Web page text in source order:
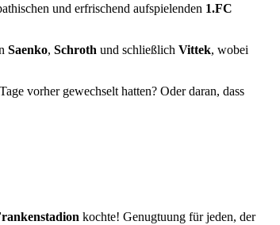
und erfrischend aufspielenden 1.FC
Saenko, Schroth und schließlich Vittek, wobei
vorher gewechselt hatten? Oder daran, dass
kochte! Genugtuung für jeden, der